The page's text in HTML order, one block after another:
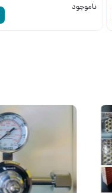
ناموجود